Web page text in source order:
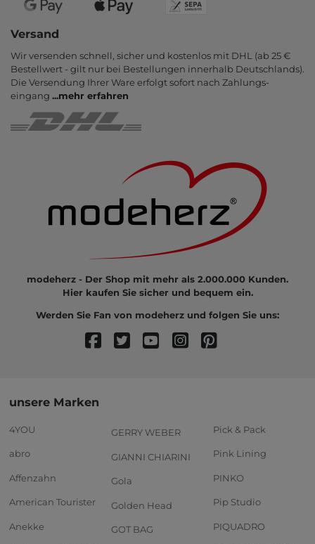
Versand
Wir versenden schnell, sicher und kostenlos mit DHL (ab 25 €
Bestell­wert - gilt nur bei Bestel­lungen inner­halb Deutsch­lands).
Die Ver­sendung Ihrer Ware er­folgt sofort nach Zahlungs­
eingang ...mehr erfahren
modeherz - Der Shop mit mehr als 2.000.000 Kunden.
Hier kaufen Sie sicher und bequem ein.
Werden Sie Fan von modeherz und folgen Sie uns:
unsere Marken
4YOU
abro
Affenzahn
American Tourister
Anekke
GERRY WEBER
GIANNI CHIARINI
Gola
Golden Head
GOT BAG
Pick & Pack
Pink Lining
PINKO
Pip Studio
PIQUADRO